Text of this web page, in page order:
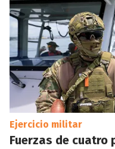
Ejercicio militar
Fuerzas de